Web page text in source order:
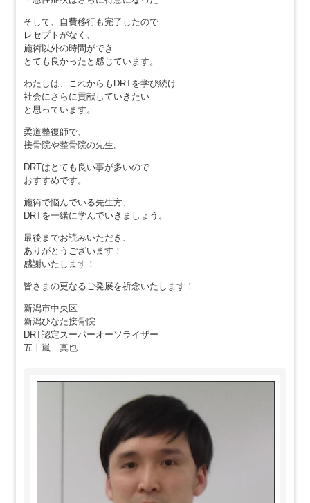
そして、自費移行も完了したので
レセプトがなく、
施術以外の時間ができ
とても良かったと感じています。
わたしは、これからもDRTを学び続け
社会にさらに貢献していきたい
と思っています。
柔道整復師で、
接骨院や整骨院の先生。
DRTはとても良い事が多いので
おすすめです。
施術で悩んでいる先生方、
DRTを一緒に学んでいきましょう。
最後までお読みいただき、
ありがとうございます！
感謝いたします！
皆さまの更なるご発展を祈念いたします！
新潟市中央区
新潟ひなた接骨院
DRT認定スーパーオーソライザー
五十嵐 真也